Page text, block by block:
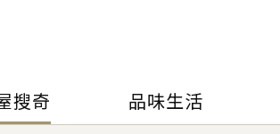
搜奇 品味生活